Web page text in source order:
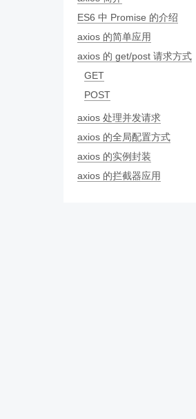
ES6 中 Promise 的介绍
axios 的简单应用
axios 的 get/post 请求方式
GET
POST
axios 处理并发请求
axios 的全局配置方式
axios 的实例封装
axios 的拦截器应用